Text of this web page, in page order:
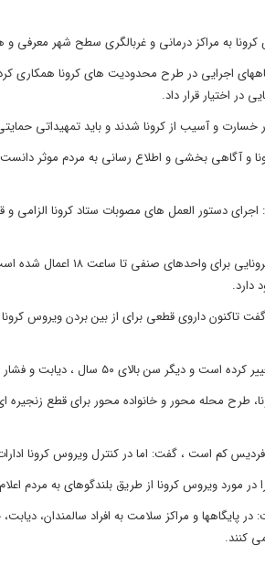
به مراکز درمانی و غربالگری سطح شهر معرفی
اجرایی در طرح محدودیت های کرونا همکاری
در اختیار قرار داد.
و آسیب از کرونا شدند و باید تمهیداتی
و آگاهی بخشی و اطلاع رسانی به مردم موثر
دستور العمل های مصوبات ستاد کرونا
حسین ناصرخاکی با اشاره به
دارد.
داروی قطعی برای از بین بردن ویروس
۵۰ سال ، دیابت و فشار خون زیاد مطرح نیست.
طرح محله محور و خانواده محور برای قطع زنجیره
فردیس کم است ، گفت: اما در کنترل ویروس کرونا
مورد ویروس کرونا از طریق بلندگوهای به مردم
و مراکز سلامت به افراد سالمندان،